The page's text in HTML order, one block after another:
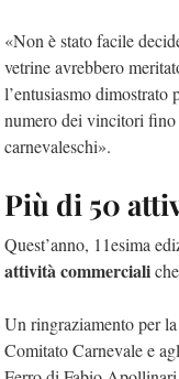
«Non è stato facile
vetrine avrebbero
l’entusiasmo dimostrato
numero dei vincitori
carnevaleschi».
Più di 50
Quest’anno, 11esima
attività commerciali
Un ringraziamento per
Comitato Carnevale e